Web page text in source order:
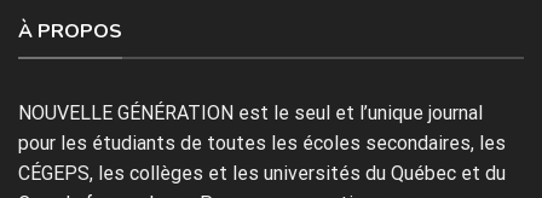
À PROPOS
NOUVELLE GÉNÉRATION est le seul et l’unique journal
pour les étudiants de toutes les écoles secondaires, les
CÉGEPS, les collèges et les universités du Québec et du